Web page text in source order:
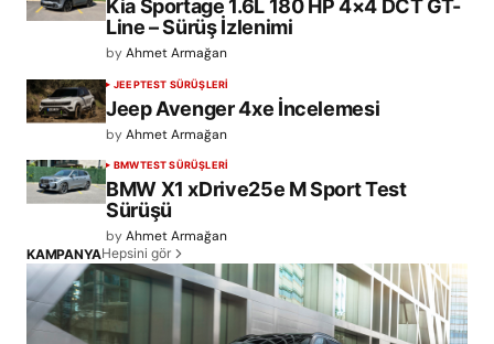
Kia Sportage 1.6L 180 HP 4×4 DCT GT-
Line – Sürüş İzlenimi
byAhmet Armağan
JEEPTEST SÜRÜŞLERİ
Jeep Avenger 4xe İncelemesi
byAhmet Armağan
BMWTEST SÜRÜŞLERİ
BMW X1 xDrive25e M Sport Test
Sürüşü
byAhmet Armağan
KAMPANYAHepsini gör